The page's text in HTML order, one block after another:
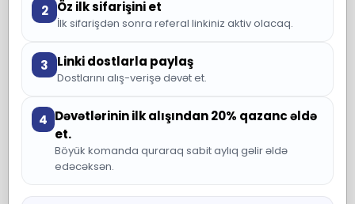
Məhsul tapılmadı
2 Öz ilk sifarişini et
İlk sifarişdən sonra referal linkiniz aktiv olacaq.
3 Linki dostlarla paylaş
Dostlarını alış-verişə dəvət et.
4 Dəvətlərinin ilk alışından 20% qazanc əldə
et.
Böyük komanda quraraq sabit aylıq gəlir əldə
edəcəksən.